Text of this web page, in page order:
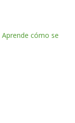
Aprende cómo se